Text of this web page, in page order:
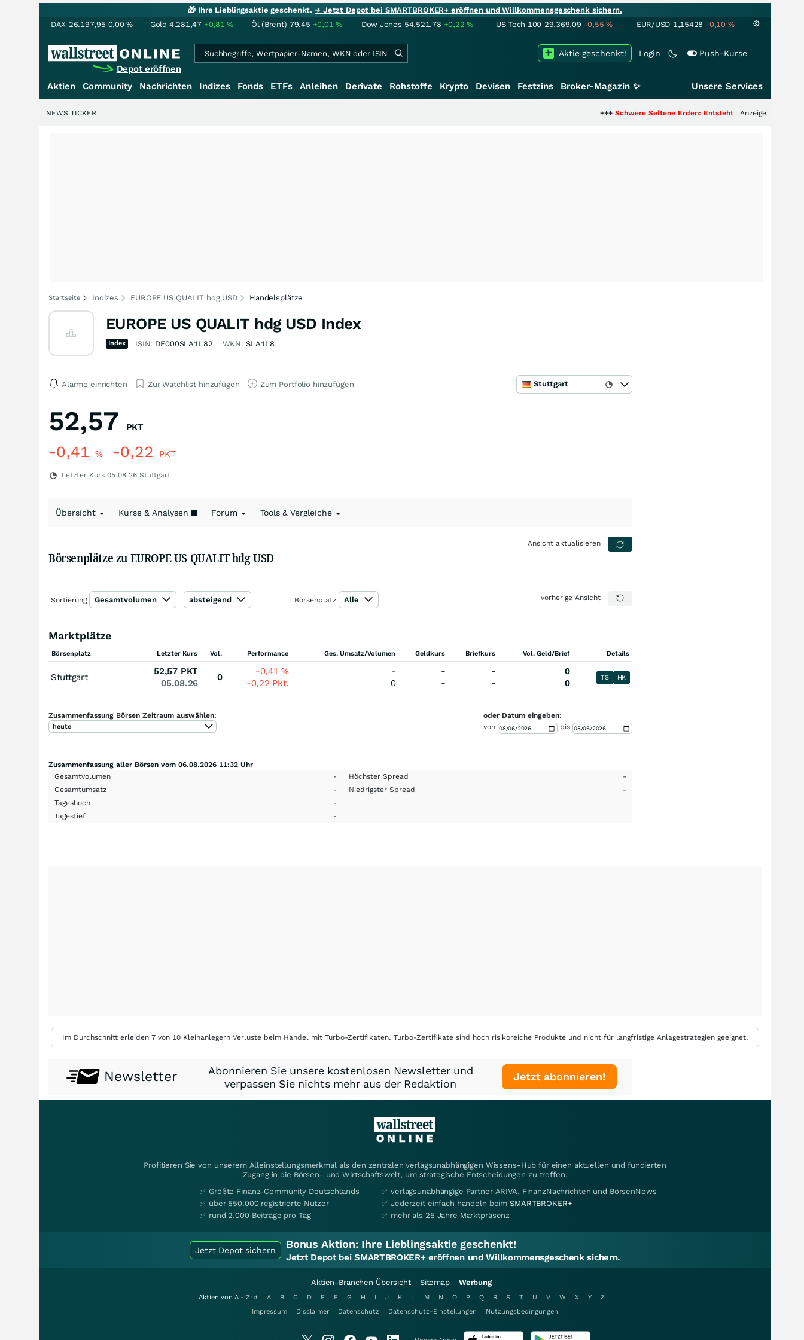
🎁 Ihre Lieblingsaktie geschenkt.→ Jetzt Depot bei SMARTBROKER+ eröffnen und Willkommensgeschenk sichern.
DAX 26.197,95 0,00% Gold 4.281,47 +0,81% Öl (Brent) 79,45 +0,01% Dow Jones 54.521,78 +0,22% US Tech 100 29.369,09 -0,55% EUR/USD 1,15428 -0,10 %
Depot eröffnen
Login Push-Kurse
Aktie geschenkt!
Aktien Community Nachrichten Indizes Fonds ETFs Anleihen Derivate Rohstoffe Krypto Devisen Festzins Broker-Magazin ✨ Unsere Services
Schwere Seltene Erden: Entsteht hier die nächste
Anzeige
NEWS TICKER
Startseite Indizes EUROPE US QUALIT hdg USD Handelsplätze
EUROPE US QUALIT hdg USD Index
Index ISIN: DE000SLA1L82 WKN: SLA1L8
Alarme einrichten Zur Watchlist hinzufügen Zum Portfolio hinzufügen Stuttgart
52,57 PKT
-0,41 % -0,22 PKT
Letzter Kurs 05.08.26 Stuttgart
Übersicht Kurse & Analysen Forum Tools & Vergleiche
Börsenplätze zu EUROPE US QUALIT hdg USD
Ansicht aktualisieren
Sortierung Gesamtvolumen absteigend Börsenplatz Alle vorherige Ansicht
Marktplätze
Börsenplatz Letzter Kurs Vol. Performance Ges. Umsatz/Volumen Geldkurs Briefkurs Vol. Geld/Brief Details
Stuttgart
52,57 PKT
05.08.26
0
-0,41%
-0,22 Pkt.
-
0
-
-
-
-
0
0
TS HK
Zusammenfassung Börsen Zeitraum auswählen:
heute
oder Datum eingeben:
von
bis
Zusammenfassung aller Börsen vom 06.08.2026 11:32 Uhr
Gesamtvolumen
- Höchster Spread
-
Gesamtumsatz
- Niedrigster Spread
-
Tageshoch
-
Tagestief
-
Im Durchschnitt erleiden 7 von 10 Kleinanlegern Verluste beim Handel mit Turbo-Zertifikaten. Turbo-Zertifikate sind hoch risikoreiche Produkte und nicht für langfristige Anlagestrategien geeignet.
Newsletter
Abonnieren Sie unsere kostenlosen Newsletter und
verpassen Sie nichts mehr aus der Redaktion
Jetzt abonnieren!
Profitieren Sie von unserem Alleinstellungsmerkmal als den zentralen verlagsunabhängigen Wissens-Hub für einen aktuellen und fundierten
Zugang in die Börsen- und Wirtschaftswelt, um strategische Entscheidungen zu treffen.
✅ Größte Finanz-Community Deutschlands
✅ über 550.000 registrierte Nutzer
✅ rund 2.000 Beiträge pro Tag
✅ verlagsunabhängige Partner ARIVA, FinanzNachrichten und BörsenNews
✅ Jederzeit einfach handeln beimSMARTBROKER+
✅ mehr als 25 Jahre Marktpräsenz
Jetzt Depot sichern Bonus Aktion: Ihre Lieblingsaktie geschenkt!
Jetzt Depot bei SMARTBROKER+ eröffnen und Willkommensgeschenk sichern.
Aktien-Branchen Übersicht Sitemap Werbung
Aktien von A - Z: # A B C D E F G H I J K L M N O P Q R S T U V W X Y
Z
Impressum
Disclaimer Datenschutz Datenschutz-Einstellungen Nutzungsbedingungen